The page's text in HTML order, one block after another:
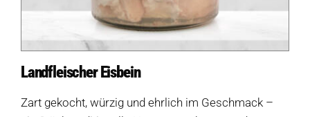
Landfleischer Eisbein
Zart gekocht, würzig und ehrlich im Geschmack –